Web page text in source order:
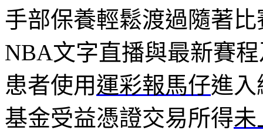
手部保養輕鬆渡過隨著
NBA文字直播與最新賽
患者使用運彩報馬仔進入
基金受益憑證交易所得未